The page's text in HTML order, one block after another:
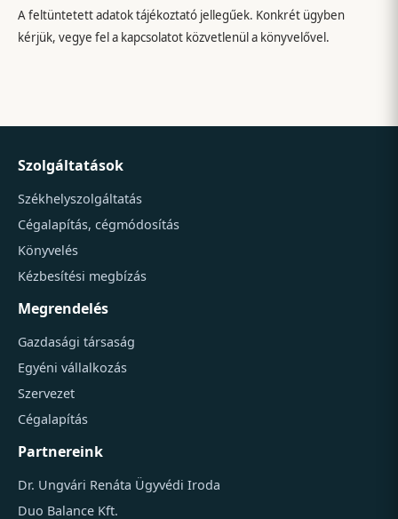
A feltüntetett adatok tájékoztató jellegűek. Konkrét ügyben
kérjük, vegye fel a kapcsolatot közvetlenül a könyvelővel.
Szolgáltatások
Székhelyszolgáltatás
Cégalapítás, cégmódosítás
Könyvelés
Kézbesítési megbízás
Megrendelés
Gazdasági társaság
Egyéni vállalkozás
Szervezet
Cégalapítás
Partnereink
Dr. Ungvári Renáta Ügyvédi Iroda
Duo Balance Kft.